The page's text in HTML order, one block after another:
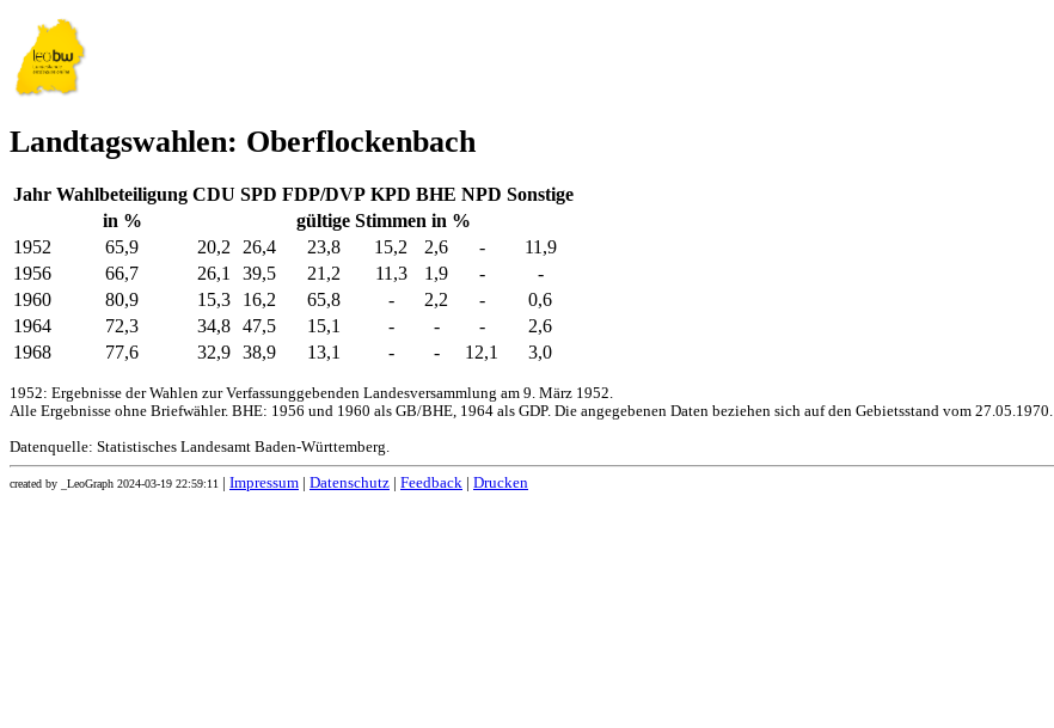
Landtagswahlen: Oberflockenbach
Jahr Wahlbeteiligung CDU SPD FDP/DVP KPD BHE NPD Sonstige
in %
gültige Stimmen in %
1952
65,9 20,2 26,4 23,8 15,2 2,6 -
11,9
1956
66,7 26,1 39,5 21,2 11,3 1,9 -
-
1960
80,9 15,3 16,2 65,8 - 2,2 -
0,6
1964
72,3 34,8 47,5 15,1 - - -
2,6
1968
77,6 32,9 38,9 13,1 - - 12,1 3,0
1952: Ergebnisse der Wahlen zur Verfassunggebenden Landesversammlung am 9. März 1952.
Alle Ergebnisse ohne Briefwähler. BHE: 1956 und 1960 als GB/BHE, 1964 als GDP. Die angegebenen Daten beziehen sich auf den Gebietsstand vom 27.05.1970.
Datenquelle: Statistisches Landesamt Baden-Württemberg.
created by _LeoGraph 2024-03-19 22:59:11 Impressum Datenschutz Feedback Drucken